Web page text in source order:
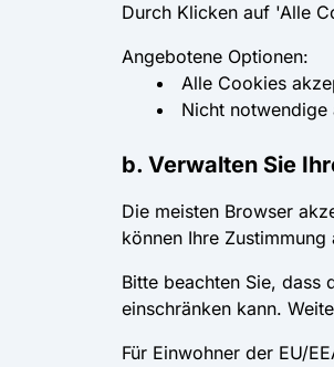
Durch Klicken auf 'Alle
Angebotene Optionen:
Alle Cookies
Nicht notwendige
b. Verwalten Sie
Die meisten Browser
können Ihre
Bitte beachten Sie, dass
einschränken kann.
Für Einwohner der EU/